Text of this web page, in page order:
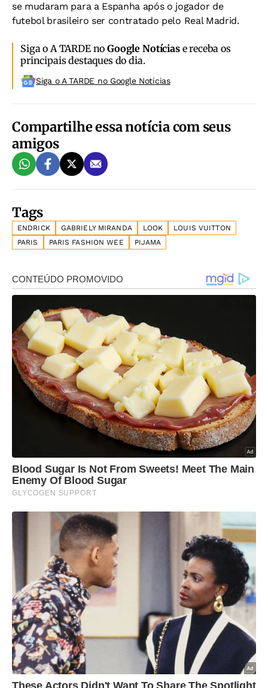
se mudaram para a Espanha após o jogador de
futebol brasileiro ser contratado pelo Real Madrid.
Siga o A TARDE noGoogle Notíciase receba os
principais destaques do dia.
Siga o A TARDE no Google Noticias
Compartilhe essa notícia com seus
amigos
Tags
ENDRICK GABRIELY MIRANDA LOOK
LOUIS VUITTON
PARIS
PARIS FASHION WEE PIJAMA